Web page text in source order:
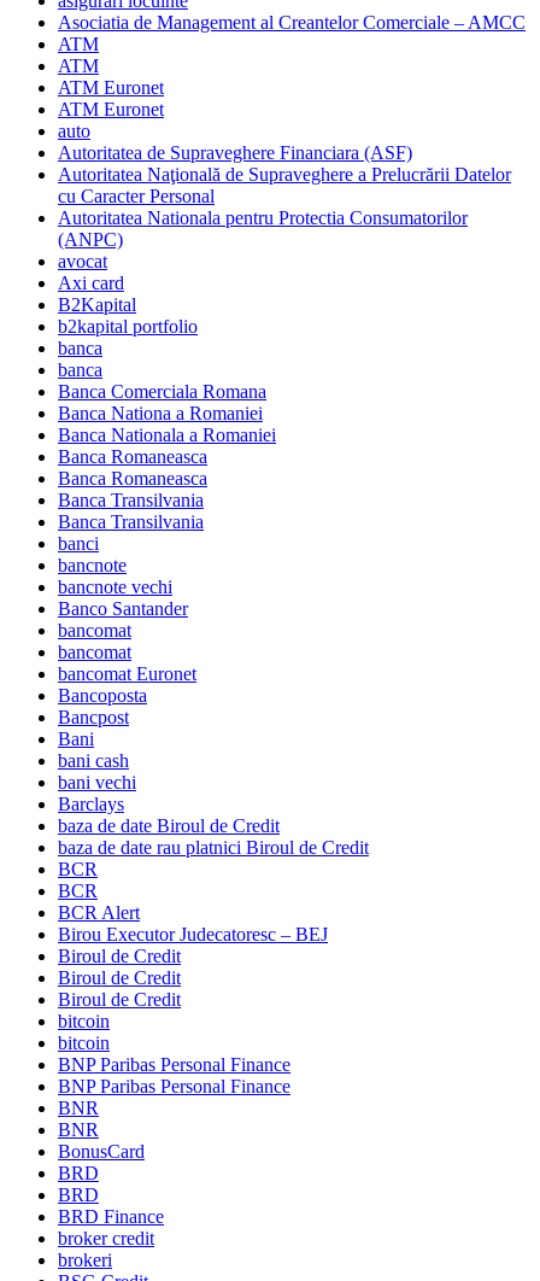
Asociatia de Management al Creantelor Comerciale – AMCC
ATM
ATM
ATM Euronet
ATM Euronet
auto
Autoritatea de Supraveghere Financiara (ASF)
Autoritatea Naţională de Supraveghere a Prelucrării Datelor
cu Caracter Personal
Autoritatea Nationala pentru Protectia Consumatorilor
(ANPC)
avocat
Axi card
B2Kapital
b2kapital portfolio
banca
banca
Banca Comerciala Romana
Banca Nationa a Romaniei
Banca Nationala a Romaniei
Banca Romaneasca
Banca Romaneasca
Banca Transilvania
Banca Transilvania
banci
bancnote
bancnote vechi
Banco Santander
bancomat
bancomat
bancomat Euronet
Bancoposta
Bancpost
Bani
bani cash
bani vechi
Barclays
baza de date Biroul de Credit
baza de date rau platnici Biroul de Credit
BCR
BCR
BCR Alert
Birou Executor Judecatoresc – BEJ
Biroul de Credit
Biroul de Credit
Biroul de Credit
bitcoin
bitcoin
BNP Paribas Personal Finance
BNP Paribas Personal Finance
BNR
BNR
BonusCard
BRD
BRD
BRD Finance
broker credit
brokeri